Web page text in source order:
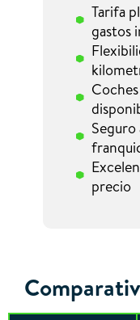
Tarifa
gastos
precio